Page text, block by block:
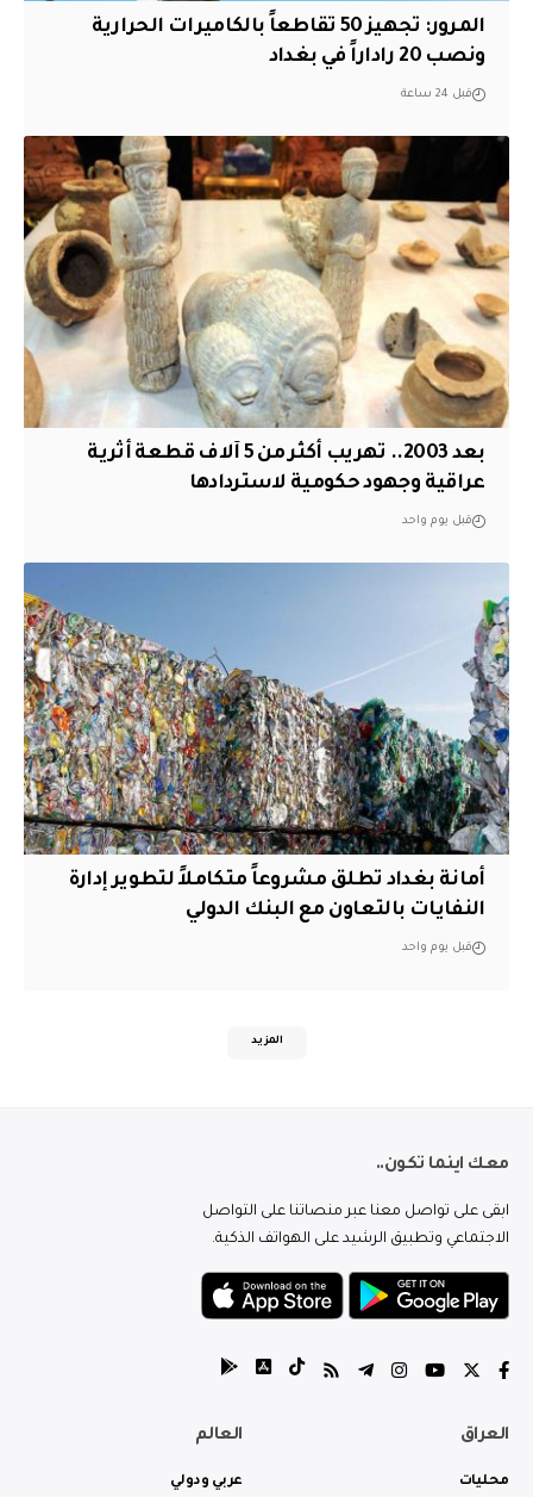
المرور: تجهيز 50 تقاطعاً بالكاميرات الحرارية
ونصب 20 راداراً في بغداد
قبل 24 ساعة
بعد 2003.. تهريب أكثر من 5 آلاف قطعة أثرية
عراقية وجهود حكومية لاستردادها
قبل يوم واحد
أمانة بغداد تطلق مشروعاً متكاملاً لتطوير إدارة
النفايات بالتعاون مع البنك الدولي
قبل يوم واحد
المزيد
معك اينما تكون..
ابقى على تواصل معنا عبر منصاتنا على التواصل
الاجتماعي وتطبيق الرشيد على الهواتف الذكية.
العراق
محليات
العالم
عربي ودولي